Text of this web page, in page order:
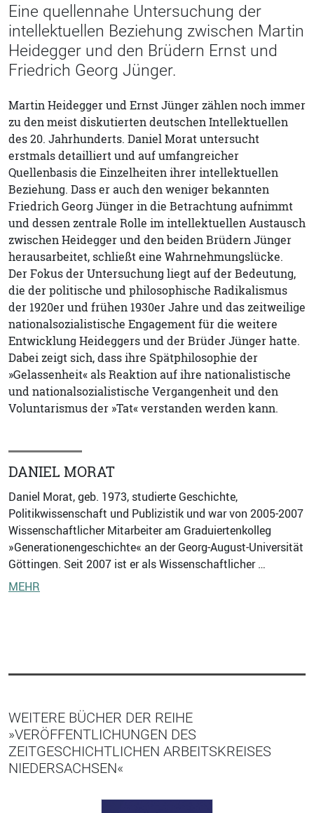
Eine quellennahe Untersuchung der
intellektuellen Beziehung zwischen Martin
Heidegger und den Brüdern Ernst und
Friedrich Georg Jünger.
Martin Heidegger und Ernst Jünger zählen noch immer
zu den meist diskutierten deutschen Intellektuellen
des 20. Jahrhunderts. Daniel Morat untersucht
erstmals detailliert und auf umfangreicher
Quellenbasis die Einzelheiten ihrer intellektuellen
Beziehung. Dass er auch den weniger bekannten
Friedrich Georg Jünger in die Betrachtung aufnimmt
und dessen zentrale Rolle im intellektuellen Austausch
zwischen Heidegger und den beiden Brüdern Jünger
herausarbeitet, schließt eine Wahrnehmungslücke.
Der Fokus der Untersuchung liegt auf der Bedeutung,
die der politische und philosophische Radikalismus
der 1920er und frühen 1930er Jahre und das zeitweilige
nationalsozialistische Engagement für die weitere
Entwicklung Heideggers und der Brüder Jünger hatte.
Dabei zeigt sich, dass ihre Spätphilosophie der
»Gelassenheit« als Reaktion auf ihre nationalistische
und nationalsozialistische Vergangenheit und den
Voluntarismus der »Tat« verstanden werden kann.
DANIEL MORAT
Daniel Morat, geb. 1973, studierte Geschichte,
Politikwissenschaft und Publizistik und war von 2005-2007
Wissenschaftlicher Mitarbeiter am Graduiertenkolleg
»Generationengeschichte« an der Georg-August-Universität
Göttingen. Seit 2007 ist er als Wissenschaftlicher …
MEHR
WEITERE BÜCHER DER REIHE
»VERÖFFENTLICHUNGEN DES
ZEITGESCHICHTLICHEN ARBEITSKREISES
NIEDERSACHSEN«